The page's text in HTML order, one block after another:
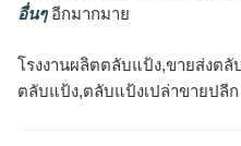
อื่นๆอีกมากมาย
โรงงานผลิตตลับแป้ง,ขายส่งต
ตลับแป้ง,ตลับแป้งเปล่าขายปลีก